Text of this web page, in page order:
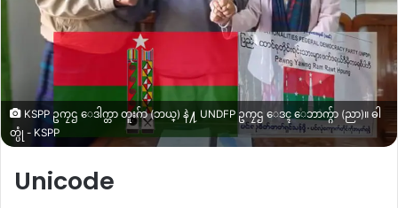
KSPP ဥကၠဌ ေဒါက္တာ တူးဂ်ာ (ဘယ္) နဲ႔ UNDFP ဥကၠဌ ေဒၚ ေဘာက္ဂ်ာ (ညာ)။ ဓါ
တ္ပုံ - KSPP
Unicode